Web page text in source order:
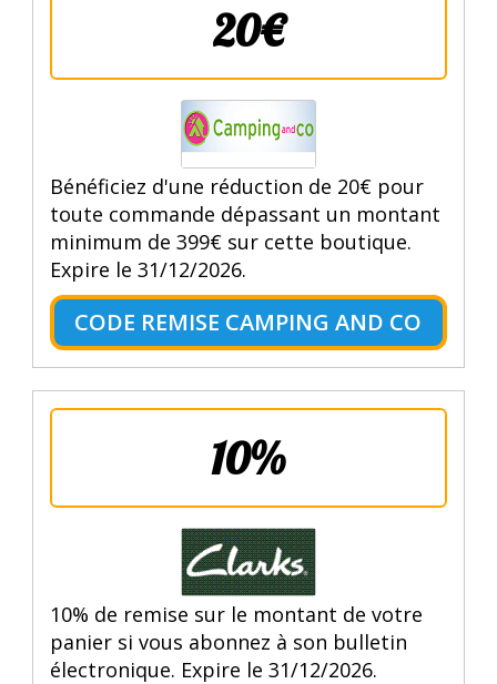
20€
Bénéficiez d'une réduction de 20€ pour
toute commande dépassant un montant
minimum de 399€ sur cette boutique.
Expire le 31/12/2026.
CODE REMISE CAMPING AND CO
10%
10% de remise sur le montant de votre
panier si vous abonnez à son bulletin
électronique. Expire le 31/12/2026.